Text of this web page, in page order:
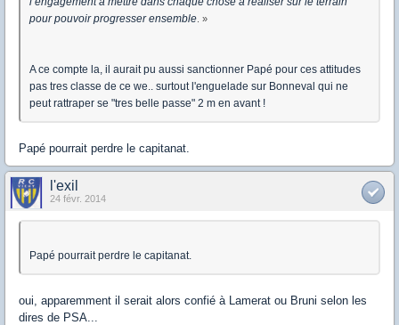
pour pouvoir progresser ensemble . »
A ce compte la, il aurait pu aussi sanctionner Papé pour ces attitudes
pas tres classe de ce we.. surtout l'enguelade sur Bonneval qui ne
peut rattraper se "tres belle passe" 2 m en avant !
Papé pourrait perdre le capitanat.
l'exil
24 févr. 2014
Papé pourrait perdre le capitanat.
oui, apparemment il serait alors confié à Lamerat ou Bruni selon les
dires de PSA...